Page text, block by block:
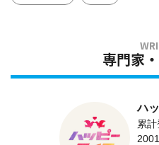
専門家
ハ
累